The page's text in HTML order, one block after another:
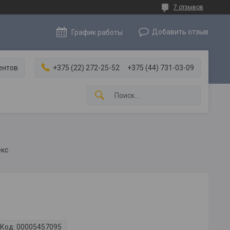
7 отзывов
График работы Добавить отзыв
+375 (22) 272-25-52 +375 (44) 731-03-09
Код: 00005457095